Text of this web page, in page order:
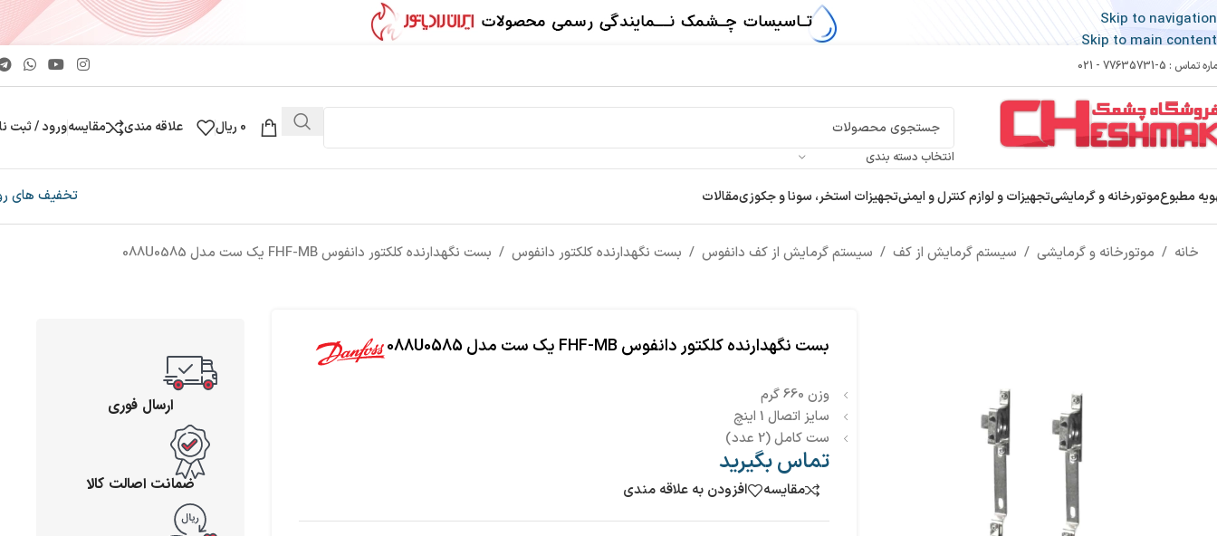
Skip to navigation
Skip to main content
تماس : 5-77635731 - 021
انتخاب دسته بندی
0 ریال علاقه مندی مقایسهورود / ثبت
مطبوعموتورخانه و گرمایشیتجهیزات و لوازم کنترل و ایمنیتجهیزات استخر، سونا و جکوزیمقالات تخفیف های
خانه / موتورخانه و گرمایشی / سیستم گرمایش از کف / سیستم گرمایش از کف دانفوس / بست نگهدارنده کلکتور دانفوس / بست نگهدارنده کلکتور دانفوس FHF-MB یک ست مدل 088U0585
بست نگهدارنده کلکتور دانفوس FHF-MB یک ست مدل 088U0585
وزن 660 گرم
سایز اتصال 1 اینچ
ست کامل (2 عدد)
تماس بگیرید
مقایسه افزودن به علاقه مندی
ارسال فوری
ضمانت اصالت کالا